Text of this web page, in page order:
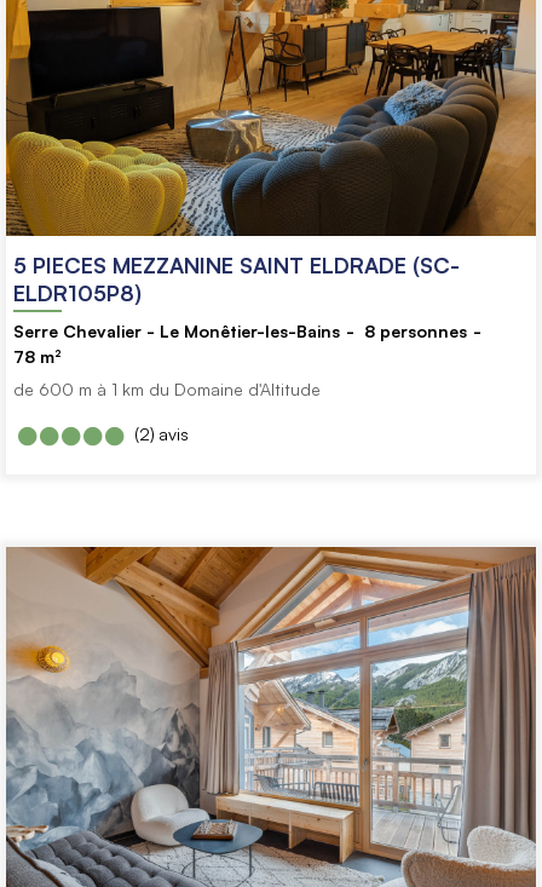
5 PIECES MEZZANINE SAINT ELDRADE (SC-
ELDR105P8)
Serre Chevalier - Le Monêtier-les-Bains 8 personnes
78 m²
de 600 m à 1 km du Domaine d'Altitude
avis
(2)